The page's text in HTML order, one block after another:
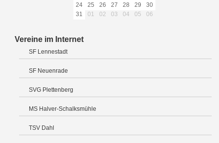
24
25 26 27 28 29
30
31
01 02 03 04 05 06
Vereine im Internet
SF Lennestadt
SF Neuenrade
SVG Plettenberg
MS Halver-Schalksmühle
TSV Dahl